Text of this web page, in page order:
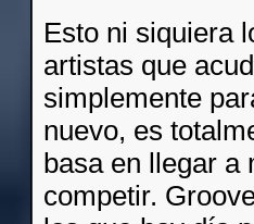
Esto ni siquiera
artistas que
simplemente
nuevo, es
basa en llegar a
competir.